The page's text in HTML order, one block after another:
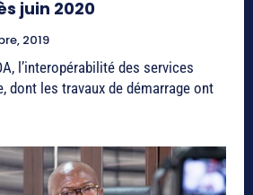
juin 2020
2019
l’interopérabilité des services
dont les travaux de démarrage ont